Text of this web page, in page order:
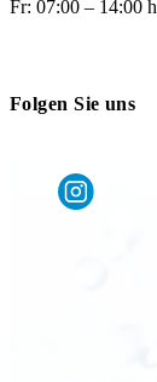
Fr: 07:00 – 14:00 h
Folgen Sie uns